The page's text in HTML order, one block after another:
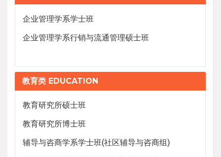
企业管理学系学士班
企业管理学系行销与流通管理硕士班
教育类 EDUCATION
教育研究所硕士班
教育研究所博士班
辅导与咨商学系学士班(社区辅导与咨商组)